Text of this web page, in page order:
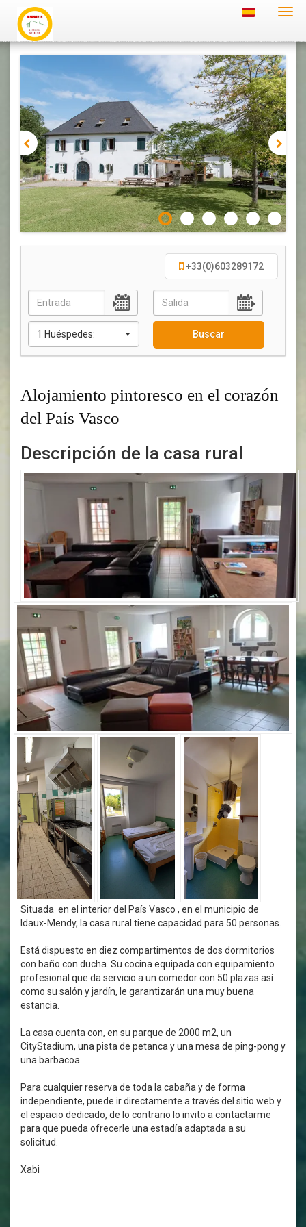
+33(0)603289172
1 Huéspedes: Buscar
Alojamiento pintoresco en el corazón
del País Vasco
Descripción de la casa rural
Situada en el interior del País Vasco , en el municipio de
Idaux-Mendy, la casa rural tiene capacidad para 50 personas.
Está dispuesto en diez compartimentos de dos dormitorios
con baño con ducha. Su cocina equipada con equipamiento
profesional que da servicio a un comedor con 50 plazas así
como su salón y jardín, le garantizarán una muy buena
estancia.
La casa cuenta con, en su parque de 2000 m2, un
CityStadium, una pista de petanca y una mesa de ping-pong y
una barbacoa.
Para cualquier reserva de toda la cabaña y de forma
independiente, puede ir directamente a través del sitio web y
el espacio dedicado, de lo contrario lo invito a contactarme
para que pueda ofrecerle una estadía adaptada a su
solicitud.
Xabi